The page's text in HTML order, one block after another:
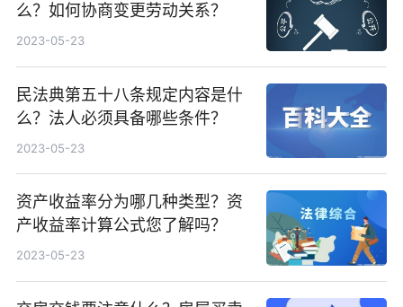
么？如何协商变更劳动关系？
2023-05-23
民法典第五十八条规定内容是什
么？法人必须具备哪些条件？
2023-05-23
资产收益率分为哪几种类型？资
产收益率计算公式您了解吗？
2023-05-23